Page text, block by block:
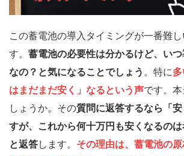
この蓄電池の導入タイミングが一番難
す。 蓄電池の必要性は分かるけど、い
なの？と気になることでしょう 。特に
はまだまだ安く」なるという声です。
しょうか。その質問に返答するなら「
すが、これから何十万円も安くなるのは
と返答します。 その理由は、蓄電池の